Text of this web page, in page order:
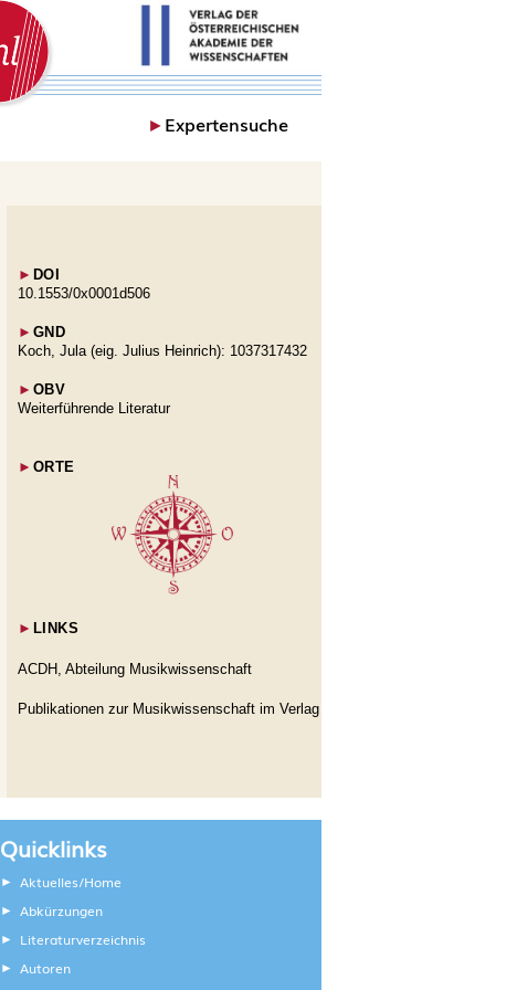
►Expertensuche
► DOI
10.1553/0x0001d506
► GND
Koch, Jula (eig. Julius Heinrich): 1037317432
► OBV
Weiterführende Literatur
► ORTE
► LINKS
ACDH, Abteilung Musikwissenschaft
Publikationen zur Musikwissenschaft im Verlag
Quicklinks
Aktuelles/Home
Abkürzungen
Literaturverzeichnis
Autoren